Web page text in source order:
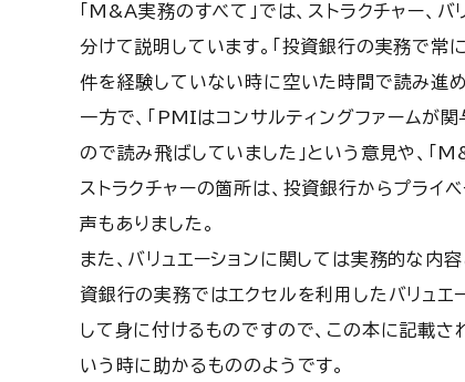
「M&A実務のすべて」では、ストラクチャー、
分けて説明しています。「投資銀行の実務で常
件を経験していない時に空いた時間で読み進め
一方で、「PMIはコンサルティングファームが
ので読み飛ばしていました」という意見や、「
ストラクチャーの箇所は、投資銀行からプライ
声もありました。
また、バリュエーションに関しては実務的な内
資銀行の実務ではエクセルを利用したバリュ
して身に付けるものですので、この本に記載
いう時に助かるもののようです。